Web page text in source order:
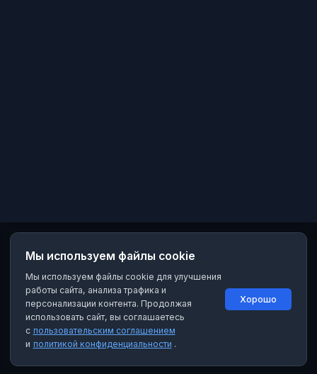
Мы используем файлы cookie
Мы используем файлы cookie для улучшения
работы сайта, анализа трафика и
персонализации контента. Продолжая
использовать сайт, вы соглашаетесь
с пользовательским соглашением
и политикой конфиденциальности .
Хорошо